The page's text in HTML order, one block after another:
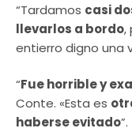
“Tardamos casi
llevarlos a bordo,
entierro digno una
“Fue horrible y
Conte. «Esta es
haberse evitado”.